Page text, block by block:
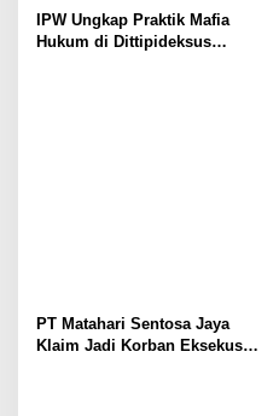
IPW Ungkap Praktik Mafia
Hukum di Dittipideksus
PT Matahari Sentosa Jaya
Klaim Jadi Korban Eksekusi